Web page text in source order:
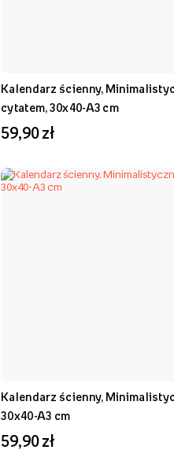
Kalendarz ścienny,
cytatem, 30x40-A3 cm
59,90 zł
Kalendarz ścienny,
30x40-A3 cm
59,90 zł